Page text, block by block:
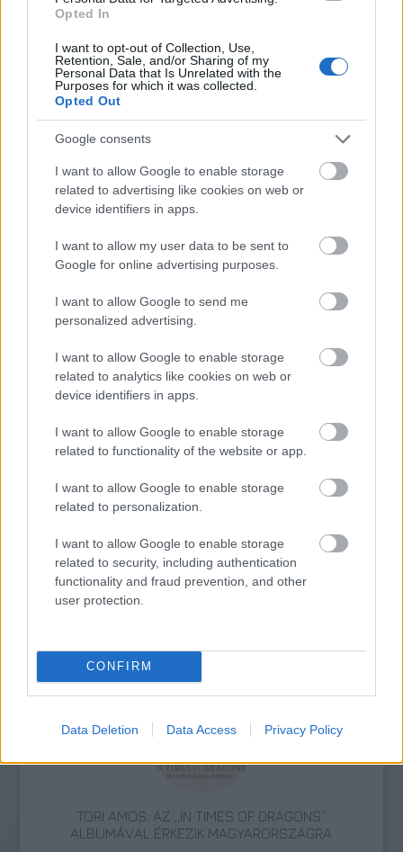
Opted In
I want to opt-out of Collection, Use,
Retention, Sale, and/or Sharing of my
Personal Data that Is Unrelated with the
Purposes for which it was collected.
Opted Out
Google consents
I want to allow Google to enable storage
related to advertising like cookies on web or
device identifiers in apps.
I want to allow my user data to be sent to
Google for online advertising purposes.
I want to allow Google to send me
personalized advertising.
I want to allow Google to enable storage
related to analytics like cookies on web or
device identifiers in apps.
I want to allow Google to enable storage
related to functionality of the website or app.
I want to allow Google to enable storage
related to personalization.
I want to allow Google to enable storage
related to security, including authentication
functionality and fraud prevention, and other
user protection.
CONFIRM
Data Deletion Data Access Privacy Policy
Chameleon Jazz Band koncert
Időpont: Augusztus 25. kedd, 20.00 óra
Helyszín: 2040-Budaörs, PostART (Régi posta,
bejárat a Clementis és Ébner Gy, utca sarkán)
A koncert napján az épületben lévő Gardon
Bisztro üzemel!
Belépő: 1600 HUF. Belépőjegyek
országszerte kaphatók az ismert
oldalain, valamint az előadás napján a
helyszínen.
Az eseményhez a Facebookon is lehet
csatlakozniitt.
AZ EU RAP TOUR ’26
TORI AMOS: AZ „IN TIMES OF DRAGONS”
ALBUMÁVAL ÉRKEZIK MAGYARORSZÁGRA